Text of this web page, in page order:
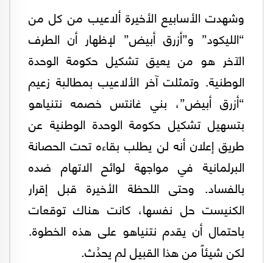
وشهدت الأسابيع الأخيرة ألاعيب من كل من
“الليكود” و”أزرق أبيض” لإظهار أن الطرف
الآخر هو من يعيق تشكيل حكومة الوحدة
الوطنية. وتمثلت آخر الألاعيب بمطالبة زعيم
“أزرق أبيض”، بني غانتس خصمه نتنياهو
بتسهيل تشكيل حكومة الوحدة الوطنية عن
طريق إعلان أنه لن يطلب بقاءه تحت الحصانة
البرلمانية في مواجهة لوائح الاتهام ضده
بالفساد. وحتى اللحظة الأخيرة قبل إقرار
الكنيست حل نفسها، كانت هناك توقعات
باحتمال أن يقدم نتنياهو على هذه الخطوة.
لكن شيئاً من هذا القبيل لم يحدُث.